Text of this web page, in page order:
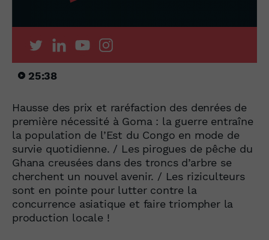
25:38
Hausse des prix et raréfaction des denrées de
première nécessité à Goma : la guerre entraîne
la population de l’Est du Congo en mode de
survie quotidienne. / Les pirogues de pêche du
Ghana creusées dans des troncs d’arbre se
cherchent un nouvel avenir. / Les riziculteurs
sont en pointe pour lutter contre la
concurrence asiatique et faire triompher la
production locale !